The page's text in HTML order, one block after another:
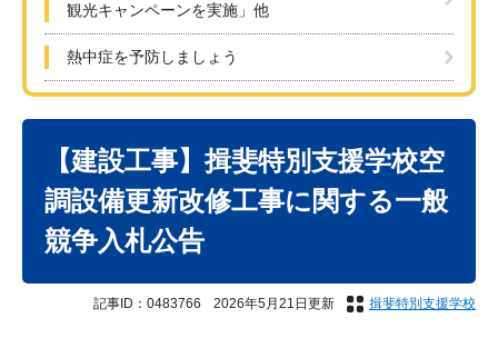
観光キャンペーンを実施」他
熱中症を予防しましょう
【建設工事】揖斐特別支援学校空
調設備更新改修工事に関する一般
競争入札公告
記事ID：0483766 2026年5月21日更新 揖斐特別支援学校